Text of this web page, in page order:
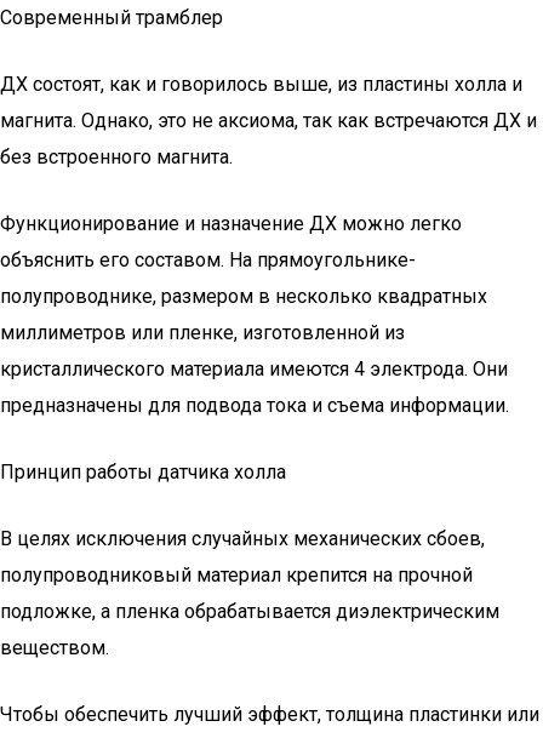
Современный трамблер
ДХ состоят, как и говорилось выше, из пластины холла и
магнита. Однако, это не аксиома, так как встречаются ДХ и
без встроенного магнита.
Функционирование и назначение ДХ можно легко
объяснить его составом. На прямоугольнике-
полупроводнике, размером в несколько квадратных
миллиметров или пленке, изготовленной из
кристаллического материала имеются 4 электрода. Они
предназначены для подвода тока и съема информации.
Принцип работы датчика холла
В целях исключения случайных механических сбоев,
полупроводниковый материал крепится на прочной
подложке, а пленка обрабатывается диэлектрическим
веществом.
Чтобы обеспечить лучший эффект, толщина пластинки или